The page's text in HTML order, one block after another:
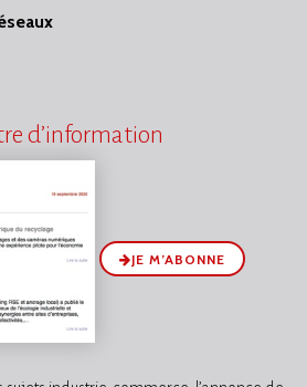
d’information
JE M’ABONNE